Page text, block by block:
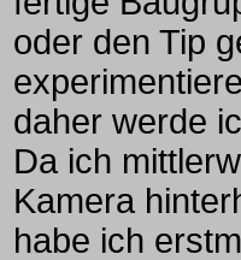
oder den Tip
daher werde
Da ich
Kamera
habe ich